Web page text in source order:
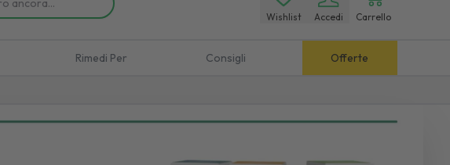
Wishlist Accedi Carrello
Rimedi Per Consigli Offerte